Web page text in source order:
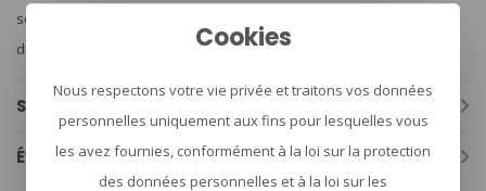
schoenproductie-installaties en uitsluitend in Europa. – Helden
dragen Haix!
Spécifications
Évaluations
Cookies
Nous respectons votre vie privée et traitons vos données
personnelles uniquement aux fins pour lesquelles vous
les avez fournies, conformément à la loi sur la protection
des données personnelles et à la loi sur les